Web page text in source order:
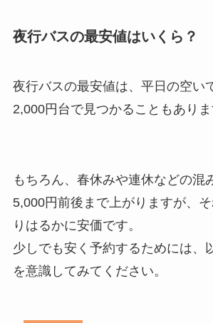
夜行バスの最安値はいくら？
夜行バスの最安値は、平日の空い
2,000円台で見つかることもありま
もちろん、春休みや連休などの混
5,000円前後まで上がりますが、
りはるかに安価です。
少しでも安く予約するためには、
を意識してみてください。